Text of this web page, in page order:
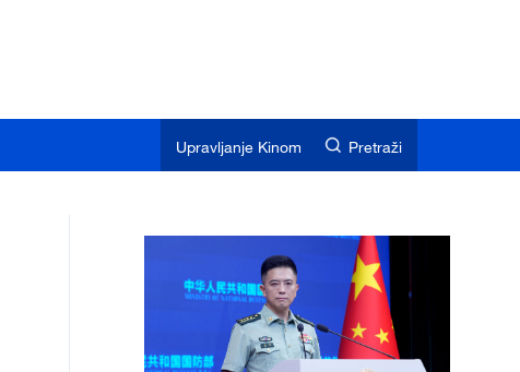
Upravljanje Kinom Pretraži